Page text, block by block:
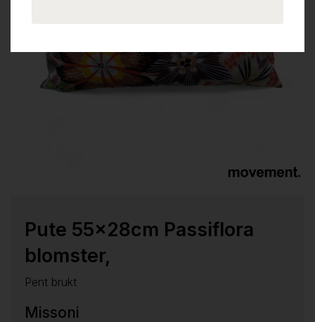
Pute 55x28cm Passiflora
blomster,
Pent brukt
Missoni